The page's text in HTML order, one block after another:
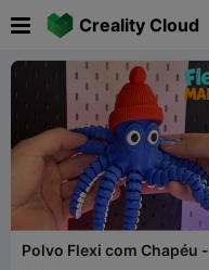
Creality Cloud
Polvo Flexi com Chapéu -